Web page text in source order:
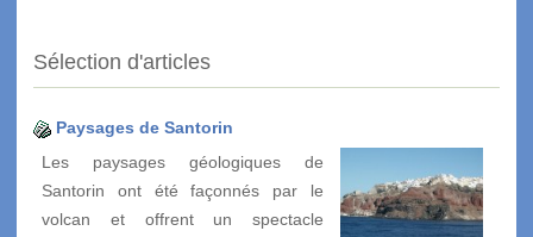
Sélection d'articles
Paysages de Santorin
Les paysages géologiques de
Santorin ont été façonnés par le
volcan et offrent un spectacle